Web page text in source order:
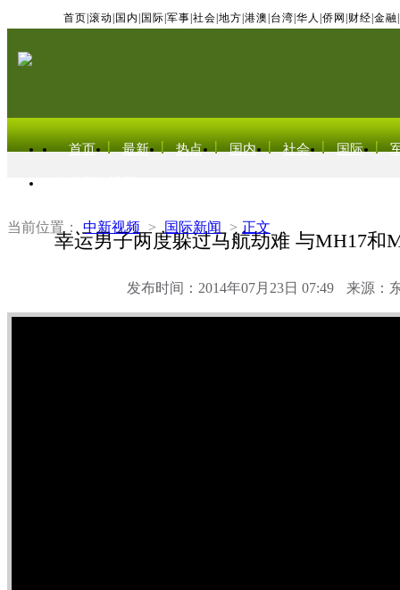
首页 滚动 国内 国际 军事 社会 地方 港澳 台湾 华人 侨网 财经 金融
首页 最新 热点 国内 社会 国际
当前位置： 中新视频 > 国际新闻 > 正文
幸运男子两度躲过马航劫难 与MH17和
发布时间：2014年07月23日 07:49 来源：